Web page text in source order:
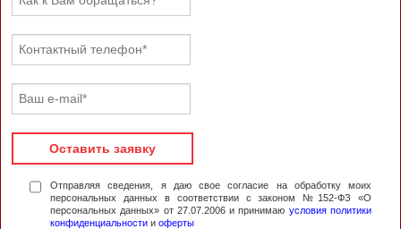
Оставить заявку
Отправляя сведения, я даю свое согласие на обработку моих
персональных данных в соответствии с законом №152-ФЗ «О
персональных данных» от 27.07.2006 и принимаю условия политики
конфиденциальности и оферты